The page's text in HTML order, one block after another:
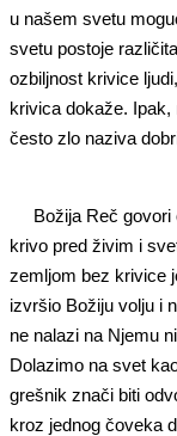
u našem svetu
svetu postoje
ozbiljnost krivice
krivica dokaže.
često zlo naziva
Božija Reč
krivo pred živim i
zemljom bez krivice
izvršio Božiju volju i
ne nalazi na Njemu
Dolazimo na svet
grešnik znači biti
kroz jednog čoveka